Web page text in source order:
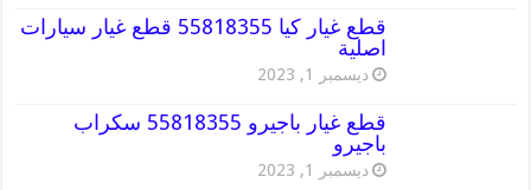
قطع غيار كيا 55818355 قطع غيار سيارات
اصلية
ديسمبر 1, 2023
قطع غيار باجيرو 55818355 سكراب
باجيرو
ديسمبر 1, 2023